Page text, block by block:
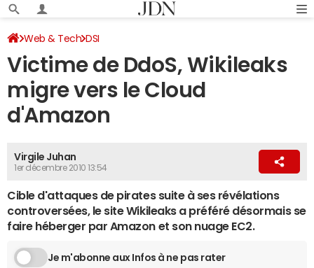
Web & Tech DSI
Victime de DdoS, Wikileaks
migre vers le Cloud
d'Amazon
Virgile Juhan
1er décembre 2010 13:54
Cible d'attaques de pirates suite à ses révélations
controversées, le site Wikileaks a préféré désormais se
faire héberger par Amazon et son nuage EC2.
Je m'abonne aux Infos à ne pas rater